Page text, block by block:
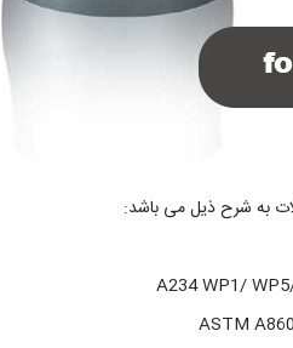
به شرح ذیل می باشد:
A234 WP1/
ASTM